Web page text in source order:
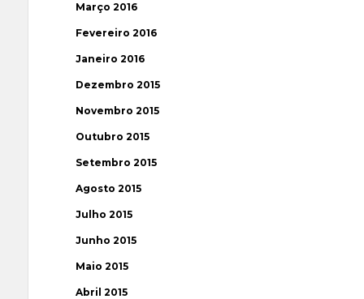
Março 2016
Fevereiro 2016
Janeiro 2016
Dezembro 2015
Novembro 2015
Outubro 2015
Setembro 2015
Agosto 2015
Julho 2015
Junho 2015
Maio 2015
Abril 2015